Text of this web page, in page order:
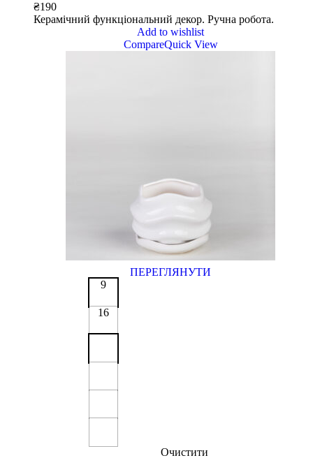
₴190
Керамічний функціональний декор. Ручна робота.
Add to wishlist
CompareQuick View
ПЕРЕГЛЯНУТИ
9
16
Очистити